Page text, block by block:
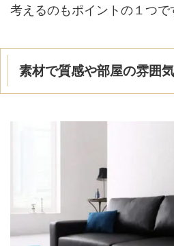
考えるのもポイントの１つで
素材で質感や部屋の雰囲